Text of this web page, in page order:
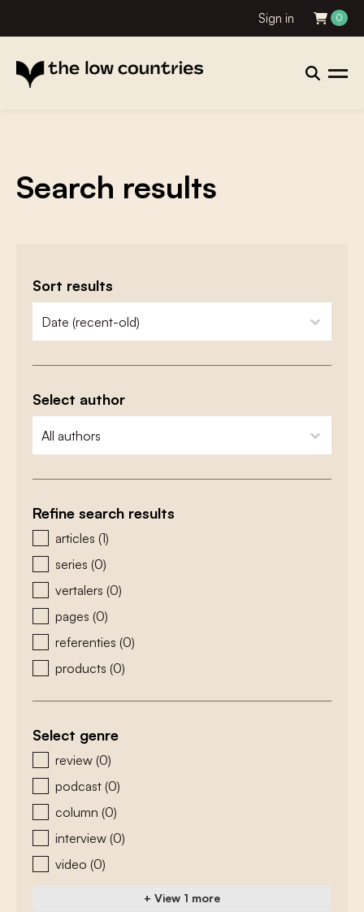
Sign in 0
Search results
Sort results
zoeken - sorteer
sort content
Select author
zoeken - auteurs
select content
Refine search results
zoeken - type
articles (1)
series (0)
vertalers (0)
pages (0)
referenties (0)
products (0)
Select genre
zoeken - genre
review (0)
podcast (0)
column (0)
interview (0)
video (0)
+ View 1 more